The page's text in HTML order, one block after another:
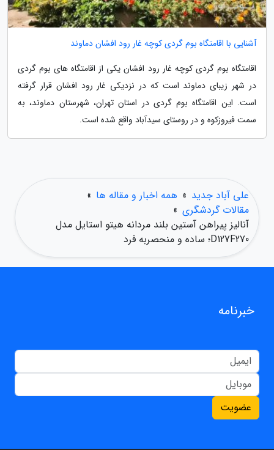
آشنایی با اقامتگاه بوم گردی کوچه غار رود افشان دماوند
اقامتگاه بوم گردی کوچه غار رود افشان یکی از اقامتگاه های بوم گردی
در شهر زیبای دماوند است که در نزدیکی غار رود افشان قرار گرفته
است. این اقامتگاه بوم گردی در استان تهران، شهرستان دماوند، به
سمت فیروزکوه و در روستای سیدآباد واقع شده است.
علی آباد جدید » همه اخبار و مقاله ها »
مقالات گردشگری »
آنالیز پیراهن آستین بلند مردانه هیتو استایل مدل
D127F270؛ ساده و منحصربه فرد
خبرنامه
عضویت